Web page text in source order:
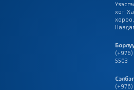
хот,
(+976)
5503
Сэлбэг